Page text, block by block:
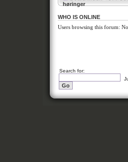
høringer
WHO IS ONLINE
Users browsing this forum:
Search for: